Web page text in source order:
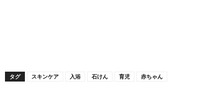
タグ スキンケア 入浴 石けん 育児 赤ちゃん